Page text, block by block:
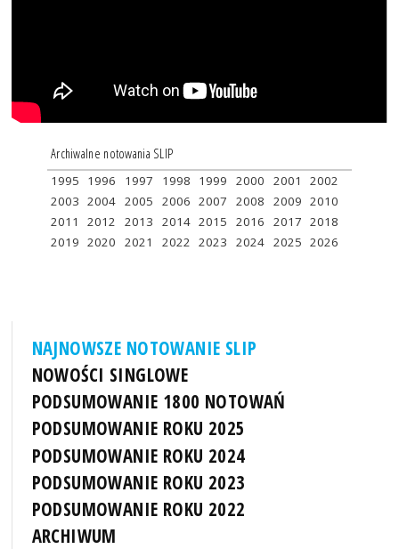
Archiwalne notowania SLIP
1995 1996 1997 1998 1999 2000 2001
2002
2003 2004 2005 2006 2007 2008 2009 2010
2011
2012 2013 2014 2015 2016 2017 2018
2019 2020 2021 2022 2023 2024 2025 2026
NAJNOWSZE NOTOWANIE SLIP
NOWOŚCI SINGLOWE
PODSUMOWANIE 1800 NOTOWAŃ
PODSUMOWANIE ROKU 2025
PODSUMOWANIE ROKU 2024
PODSUMOWANIE ROKU 2023
PODSUMOWANIE ROKU 2022
ARCHIWUM